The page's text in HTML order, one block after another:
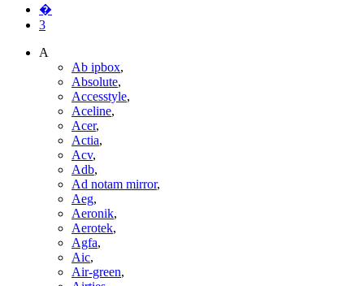
�
3
A
Ab ipbox,
Absolute,
Accesstyle,
Aceline,
Acer,
Actia,
Acv,
Adb,
Ad notam mirror,
Aeg,
Aeronik,
Aerotek,
Agfa,
Aic,
Air-green,